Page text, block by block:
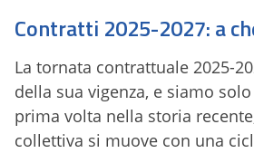
Contratti 2025-2027: a
La tornata contrattuale 2025-
della sua vigenza, e siamo
prima volta nella storia
collettiva si muove con una